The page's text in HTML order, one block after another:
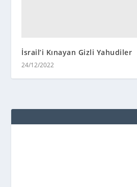
İsrail’i Kınayan Gizli Yahudiler
24/12/2022